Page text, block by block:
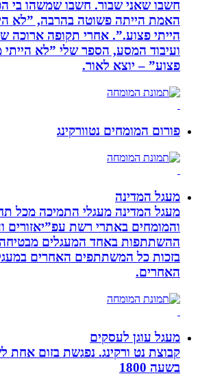
חשבו שאני שבור. חשבו שמשהו בי
האמת הייתה פשוטה בהרבה, ”לא
הייתי פצוע.”. אחרי תקופה ארוכה של
ועיבוד המסע, הספר שלי ”לא הייתי
פצוע” – יוצא לאור.
פורום המומחים נטוורקינג
מעגל המדינה
מעגל המדינה מעגלי התמיכה מכל
והמומחים באתרי רשת עפ”יאזורים
ההשתתפות באחד המעגלים מבטיחה
בזכות כל המשתתפים האחרים במעגל
האחרים.
מעגל עוגן לעסקים
קבוצת נט ורקינג. נפגשת בזום אחת
בשעה 1800